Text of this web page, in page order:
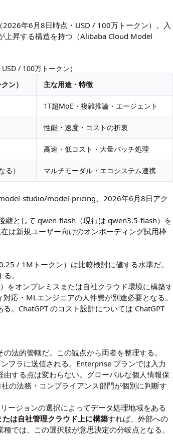
年6月8日時点・USD / 100万トークン）。入
上昇する構造を持つ（Alibaba Cloud Model
/ 100万トークン）
ン） 主な用途・特徴
1T超MoE・複雑推論・エージェント
性能・速度・コストの折衷
高速・低コスト・大量バッチ処理
） マルチモーダル・エコシステム連携
studio/model-pricing 、2026年6月8日アク
継として qwen-flash（現行は qwen3.5-flash）を
は新規ユーザー向けのオンボーディング試用枠
/ 1Mトークン）は比較検討に値する水準だ。
。
をオンプレミスまたは自社クラウド環境に構築す
応・MLエンジニアの人件費が別途必要となる。
。ChatGPT のコスト設計については ChatGPT
法的管轄だ。この観点から両者を整理する。
フラに送信される。Enterprise プランでは入力
する点は変わらない。グローバルな個人情報保
の法務・コンプライアンス部門が個別に判断す
ージョンの選択によってデータ処理地域をある
は自社管理クラウド上に構築すれば、外部への
では、この選択肢が意思決定の分岐点となる。